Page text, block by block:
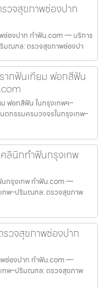
วจสุขภาพช่องปาก
ช่องปาก ทำฟัน.com — บริการ
มณฑล: ตรวจสุขภาพช่องปา
กฟันเทียม ฟอกสีฟัน
ฟอกสีฟัน ในกรุงเทพฯ–
กรรมครบวงจรในกรุงเทพ–
ลินิกทำฟันกรุงเทพ
กรุงเทพ ทำฟัน.com —
ทพ–ปริมณฑล: ตรวจสุขภาพ
วจสุขภาพช่องปาก
ช่องปาก ทำฟัน.com —
ทพ–ปริมณฑล: ตรวจสุขภาพ